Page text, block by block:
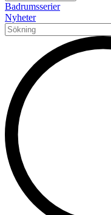
Badrumsserier
Nyheter